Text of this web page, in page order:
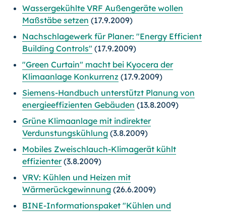
Wassergekühlte VRF Außengeräte wollen
Maßstäbe setzen (17.9.2009)
Nachschlagewerk für Planer: "Energy Efficient
Building Controls" (17.9.2009)
"Green Curtain" macht bei Kyocera der
Klimaanlage Konkurrenz (17.9.2009)
Siemens-Handbuch unterstützt Planung von
energieeffizienten Gebäuden (13.8.2009)
Grüne Klimaanlage mit indirekter
Verdunstungskühlung (3.8.2009)
Mobiles Zweischlauch-Klimagerät kühlt
effizienter(3.8.2009)
VRV: Kühlen und Heizen mit
Wärmerückgewinnung (26.6.2009)
BINE-Informationspaket "Kühlen und